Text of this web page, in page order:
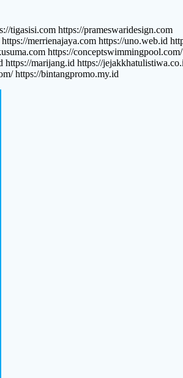
tigasisi.com https://prameswaridesign.com
merrienajaya.com https://uno.web.id
https://conceptswimmingpool.com/
marijang.id https://
https://bintangpromo.my.id